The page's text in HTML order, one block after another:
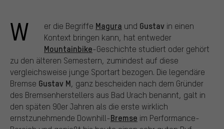
W er die Begriffe Magura und Gustav in einen
Kontext bringen kann, hat entweder
Mountainbike-Geschichte studiert oder gehört
zu den älteren Semestern, zumindest auf diese
vergleichsweise junge Sportart bezogen. Die legendäre
Bremse Gustav M, ganz bescheiden nach dem Gründer
des Bremsenherstellers aus Bad Urach benannt, galt in
den späten 90er Jahren als die erste wirklich
ernstzunehmende Downhill-Bremse im Performance-